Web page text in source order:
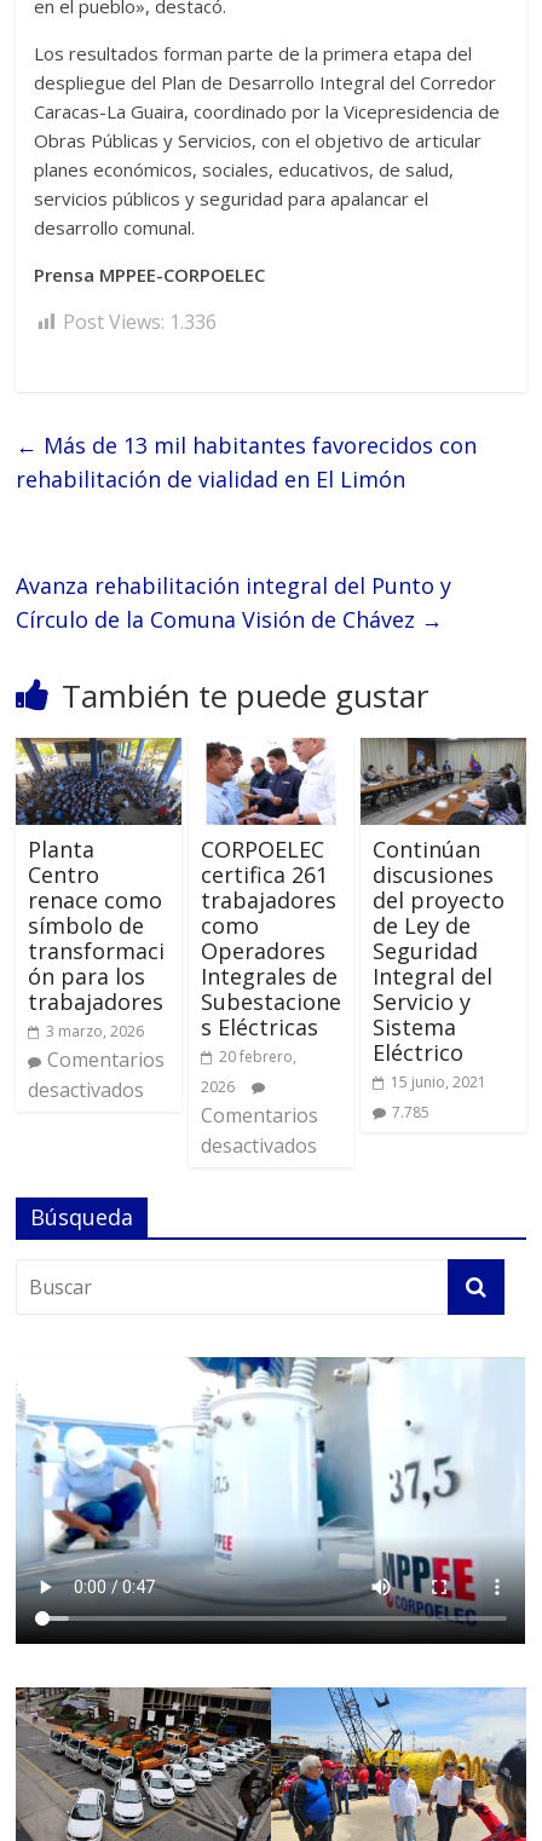
en el pueblo», destacó.
Los resultados forman parte de la primera etapa del
despliegue del Plan de Desarrollo Integral del Corredor
Caracas-La Guaira, coordinado por la Vicepresidencia de
Obras Públicas y Servicios, con el objetivo de articular
planes económicos, sociales, educativos, de salud,
servicios públicos y seguridad para apalancar el
desarrollo comunal.
Prensa MPPEE-CORPOELEC
Post Views: 1.336
← Más de 13 mil habitantes favorecidos con
rehabilitación de vialidad en El Limón
Avanza rehabilitación integral del Punto y
Círculo de la Comuna Visión de Chávez →
También te puede gustar
Planta
Centro
renace como
símbolo de
transformaci
ón para los
trabajadores
3 marzo, 2026
Comentarios
desactivados
CORPOELEC
certifica 261
trabajadores
como
Operadores
Integrales de
Subestacione
s Eléctricas
20 febrero,
2026
Comentarios
desactivados
Continúan
discusiones
del proyecto
de Ley de
Seguridad
Integral del
Servicio y
Sistema
Eléctrico
15 junio, 2021
7.785
Búsqueda